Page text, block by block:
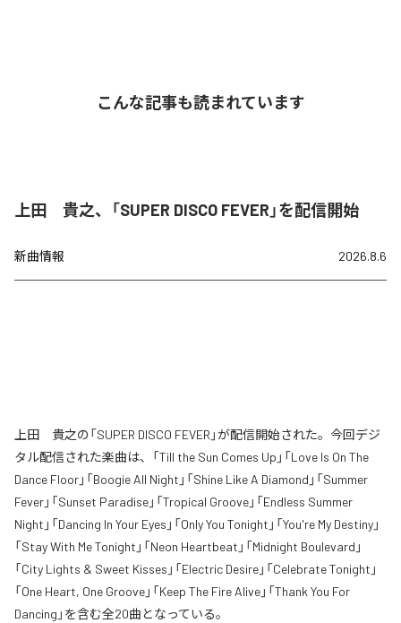
こんな記事も読まれています
上田 貴之、「SUPER DISCO FEVER」を配信開始
新曲情報 2026.8.6
上田 貴之の「SUPER DISCO FEVER」が配信開始された。今回デジ
タル配信された楽曲は、「Till the Sun Comes Up」「Love Is On The
Dance Floor」「Boogie All Night」「Shine Like A Diamond」「Summer
Fever」「Sunset Paradise」「Tropical Groove」「Endless Summer
Night」「Dancing In Your Eyes」「Only You Tonight」「You're My Destiny」
「Stay With Me Tonight」「Neon Heartbeat」「Midnight Boulevard」
「City Lights & Sweet Kisses」「Electric Desire」「Celebrate Tonight」
「One Heart, One Groove」「Keep The Fire Alive」「Thank You For
Dancing」を含む全20曲となっている。